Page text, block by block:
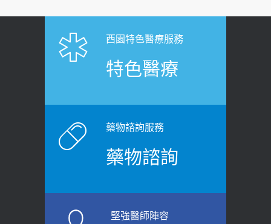
健康肛門痛都是痔瘡?醫談瘍瘍瘻管與肛
裂差異 逾50歲民眾可做1事
原則避免血糖血壓飆高
2026-06-08
「落枕」不要大力按脖子！ 1招「伸
展運動」預防落枕
老後睡不好、夜間易跌倒
2021-03-05
西園特色醫療服務
特色醫療
藥物諮詢服務
藥物諮詢
堅強醫師陣容